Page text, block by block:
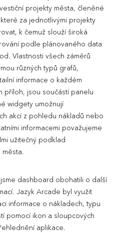
projekty města, členěné
za jednotlivými projekty
k čemuž slouží široká
podle plánovaného data
Vlastnosti všech záměrů
různých typů grafů,
informace o každém
příloh, jsou součástí panelu
widgety umožnují
akcí z pohledu nákladů nebo
informacemi považujeme
užitečný podklad
dashboard obohatili o další
Jazyk Arcade byl využit
informace o nákladech, typu
pomocí ikon a sloupcových
aplikace.